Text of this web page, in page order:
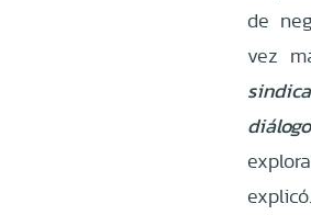
de
vez
explicó.